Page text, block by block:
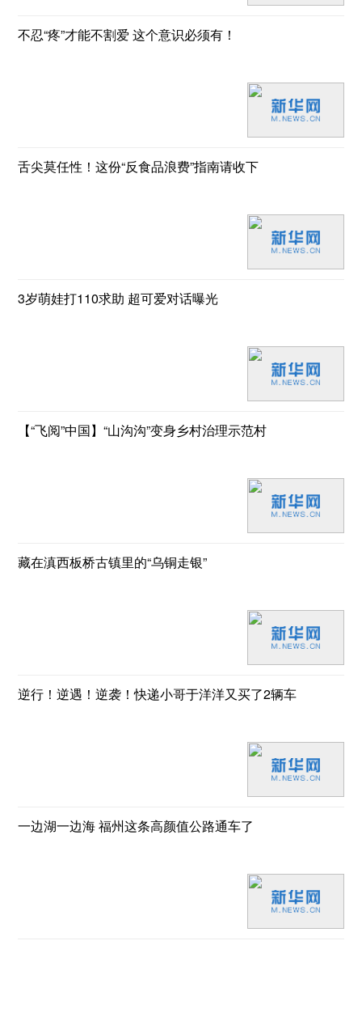
不忍“疼”才能不割爱 这个意识必须有！
舌尖莫任性！这份“反食品浪费”指南请收下
3岁萌娃打110求助 超可爱对话曝光
【“飞阅”中国】“山沟沟”变身乡村治理示范村
藏在滇西板桥古镇里的“乌铜走银”
逆行！逆遇！逆袭！快递小哥于洋洋又买了2辆车
一边湖一边海 福州这条高颜值公路通车了